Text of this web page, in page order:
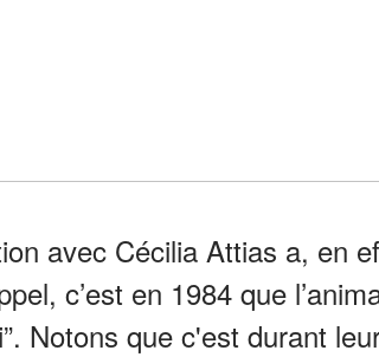
avec Cécilia Attias a, en
c’est en 1984 que
Notons que c'est durant